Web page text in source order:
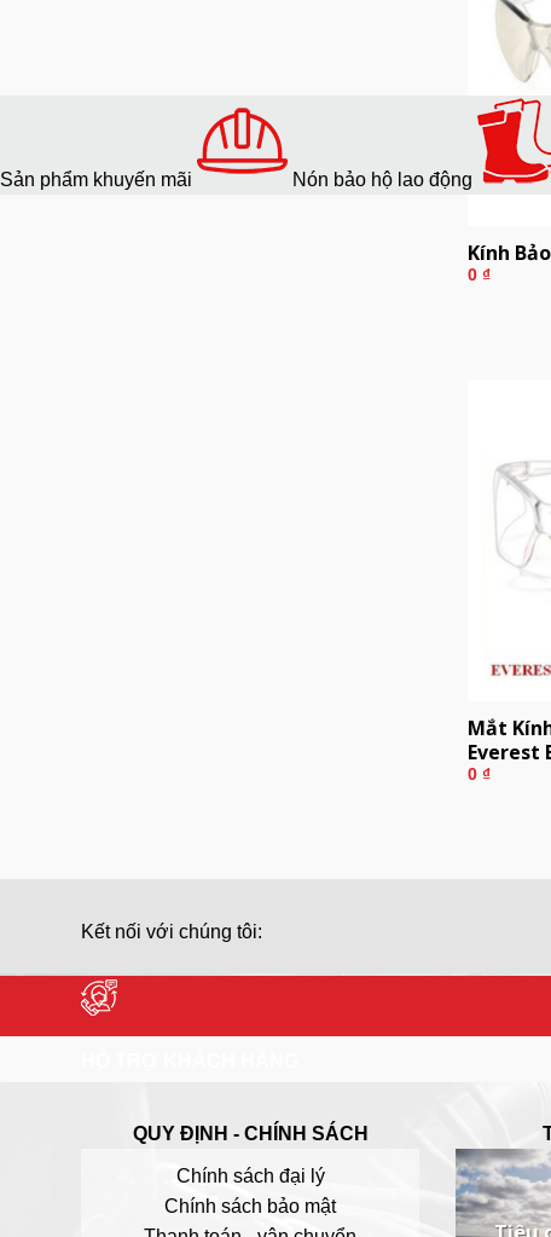
Kính
0 ₫
Mắt
Everest
0 ₫
Kết nối với chúng tôi:
QUY ĐỊNH - CHÍNH SÁCH
Chính sách đại lý
Chính sách bảo mật
Sản phẩm khuyến mãi Nón bảo hộ lao động